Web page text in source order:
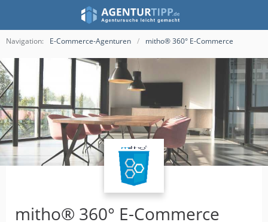
Navigation: E-Commerce-Agenturen mitho® 360° E-Commerce
mitho® 360° E-Commerce